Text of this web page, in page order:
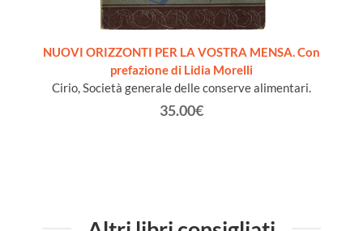
NUOVI ORIZZONTI PER LA VOSTRA MENSA. Con
prefazione di Lidia Morelli
Cirio, Società generale delle conserve alimentari.
35.00€